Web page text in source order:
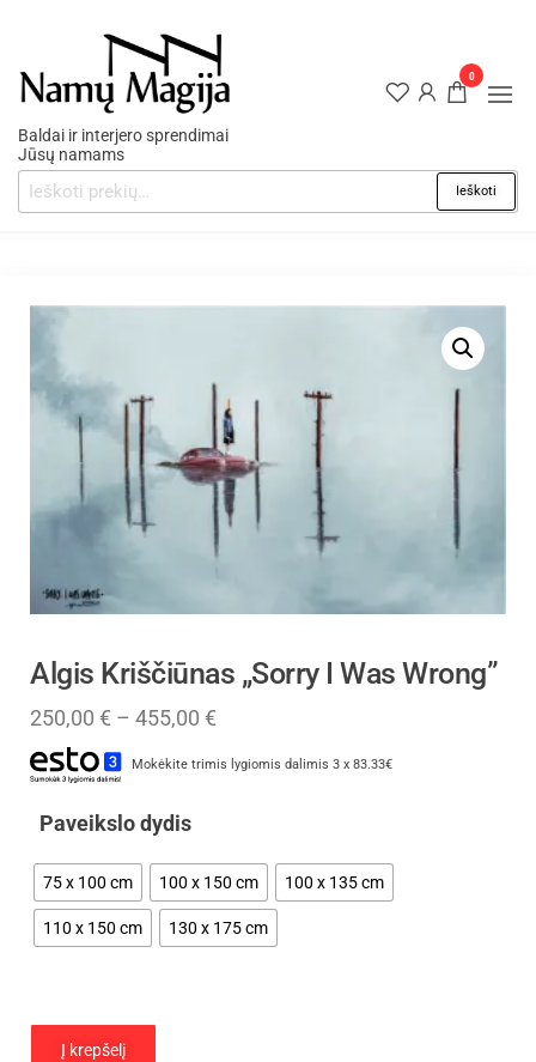
Baldai ir interjero sprendimai
Jūsų namams
Ieškoti
0
Algis Kriščiūnas „Sorry I Was Wrong”
250,00 € – 455,00 €
Mokėkite trimis lygiomis dalimis 3 x 83.33€
Paveikslo dydis
75 x 100 cm 100 x 150 cm 100 x 135 cm
110 x 150 cm 130 x 175 cm
Į krepšelį